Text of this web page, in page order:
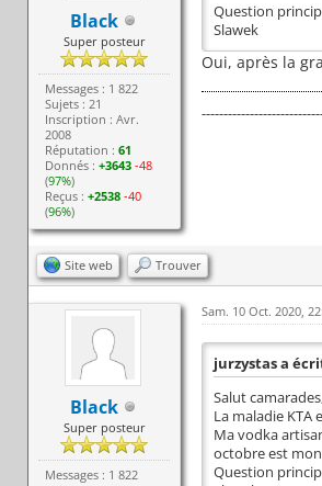
Black
Super posteur
Messages : 1 822
Sujets : 21
Inscription : Avr.
2008
Réputation :61
Donnés :+3643 -48
(97%)
Reçus :+2538 -40
(96%)
Question
Slawek
Oui, après la
Site web Trouver
Black
Super posteur
Messages : 1 822
Sam. 10 Oct. 2020,
jurzystas a
Salut
La maladie KTA
Ma vodka
octobre est
Question